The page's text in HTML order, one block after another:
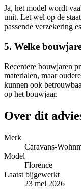
Ja, het model wordt
unit. Let wel op de
passende verzekering
5. Welke
Recentere bouwjaren
materialen, maar
kunnen ook
op het bouwjaar.
Over dit
Merk
Caravans-
Model
Florence
Laatst bijgewerkt
23 mei 2026